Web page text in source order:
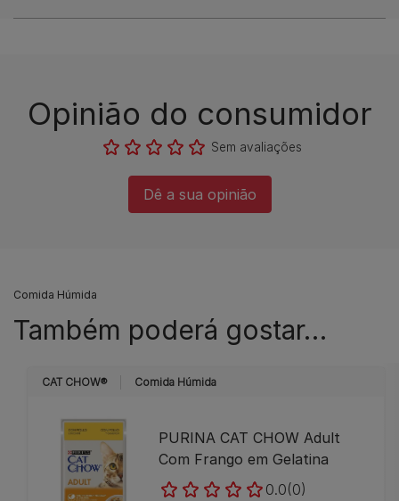
Opinião do consumidor​
Sem avaliações​
Dê a sua opinião​
Comida Húmida
Também poderá gostar…
CAT CHOW® Comida Húmida
PURINA CAT CHOW Adult
Com Frango em Gelatina
0.0(0)